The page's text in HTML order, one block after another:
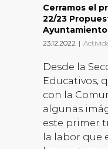
Cerramos el
22/23
Ayuntamiento
23.12.2022 |
Desde la
Educativos,
con la
algunas
este primer
la labor que